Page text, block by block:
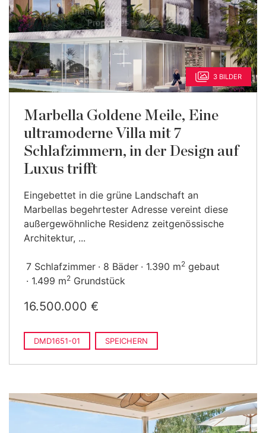
3 BILDER
Marbella Goldene Meile, Eine
ultramoderne Villa mit 7
Schlafzimmern, in der Design auf
Luxus trifft
Eingebettet in die grüne Landschaft an
Marbellas begehrtester Adresse vereint diese
außergewöhnliche Residenz zeitgenössische
Architektur, ...
7 Schlafzimmer 8 Bäder 1.390 m2 gebaut
1.499 m2 Grundstück
16.500.000 €
DMD1651-01 SPEICHERN